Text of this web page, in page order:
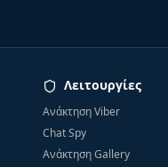
Λειτουργίες
Ανάκτηση Viber
Chat Spy
Ανάκτηση Gallery